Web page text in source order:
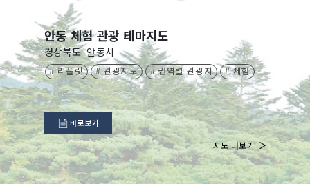
안동 체험 관광 테마지도
경상북도 안동시
# 리플릿 # 관광지도 # 권역별 관광지 # 체험
바로보기
지도 더보기